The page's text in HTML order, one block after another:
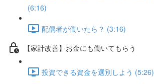
(6:16)
配偶者が働いたら？ (3:16)
【家計改善】お金にも働いてもらう
投資できる資金を選別しよう (5:26)